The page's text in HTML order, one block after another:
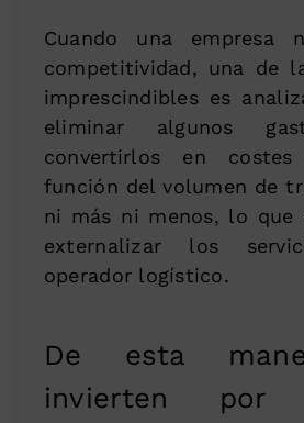
Cuando una empresa
competitividad, una de
imprescindibles es
eliminar algunos
convertirlos en
función del volumen de
ni más ni menos, lo que
externalizar los
operador logístico.
De esta
invierten